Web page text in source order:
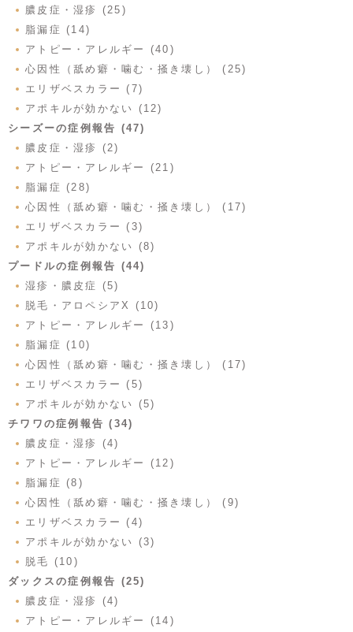
膿皮症・湿疹 (25)
脂漏症 (14)
アトピー・アレルギー (40)
心因性（舐め癖・噛む・掻き壊し） (25)
エリザベスカラー (7)
アポキルが効かない (12)
シーズーの症例報告 (47)
膿皮症・湿疹 (2)
アトピー・アレルギー (21)
脂漏症 (28)
心因性（舐め癖・噛む・掻き壊し） (17)
エリザベスカラー (3)
アポキルが効かない (8)
プードルの症例報告 (44)
湿疹・膿皮症 (5)
脱毛・アロペシアX (10)
アトピー・アレルギー (13)
脂漏症 (10)
心因性（舐め癖・噛む・掻き壊し） (17)
エリザベスカラー (5)
アポキルが効かない (5)
チワワの症例報告 (34)
膿皮症・湿疹 (4)
アトピー・アレルギー (12)
脂漏症 (8)
心因性（舐め癖・噛む・掻き壊し） (9)
エリザベスカラー (4)
アポキルが効かない (3)
脱毛 (10)
ダックスの症例報告 (25)
膿皮症・湿疹 (4)
アトピー・アレルギー (14)